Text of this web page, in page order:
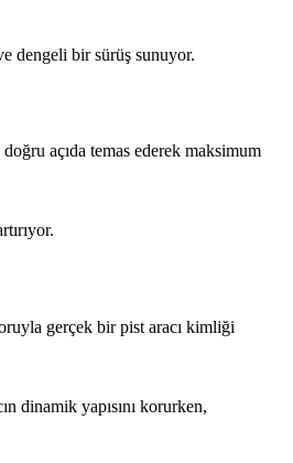
dengeli bir sürüş sunuyor.
açıda temas ederek maksimum
gerçek bir pist aracı kimliği
dinamik yapısını korurken,